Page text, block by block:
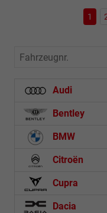
1
Fahrzeugnr.
Audi
Bentley
BMW
Citroën
Cupra
Dacia